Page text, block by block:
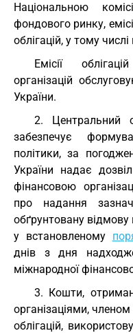
Національною
фондового ринку,
облігацій, у тому
Емісії
організацій
України.
2. Центральний
забезпечує
політики, за
України надає
фінансовою
про надання
обґрунтовану
у встановленому
днів з дня
міжнародної
3. Кошти,
організаціями,
облігацій,